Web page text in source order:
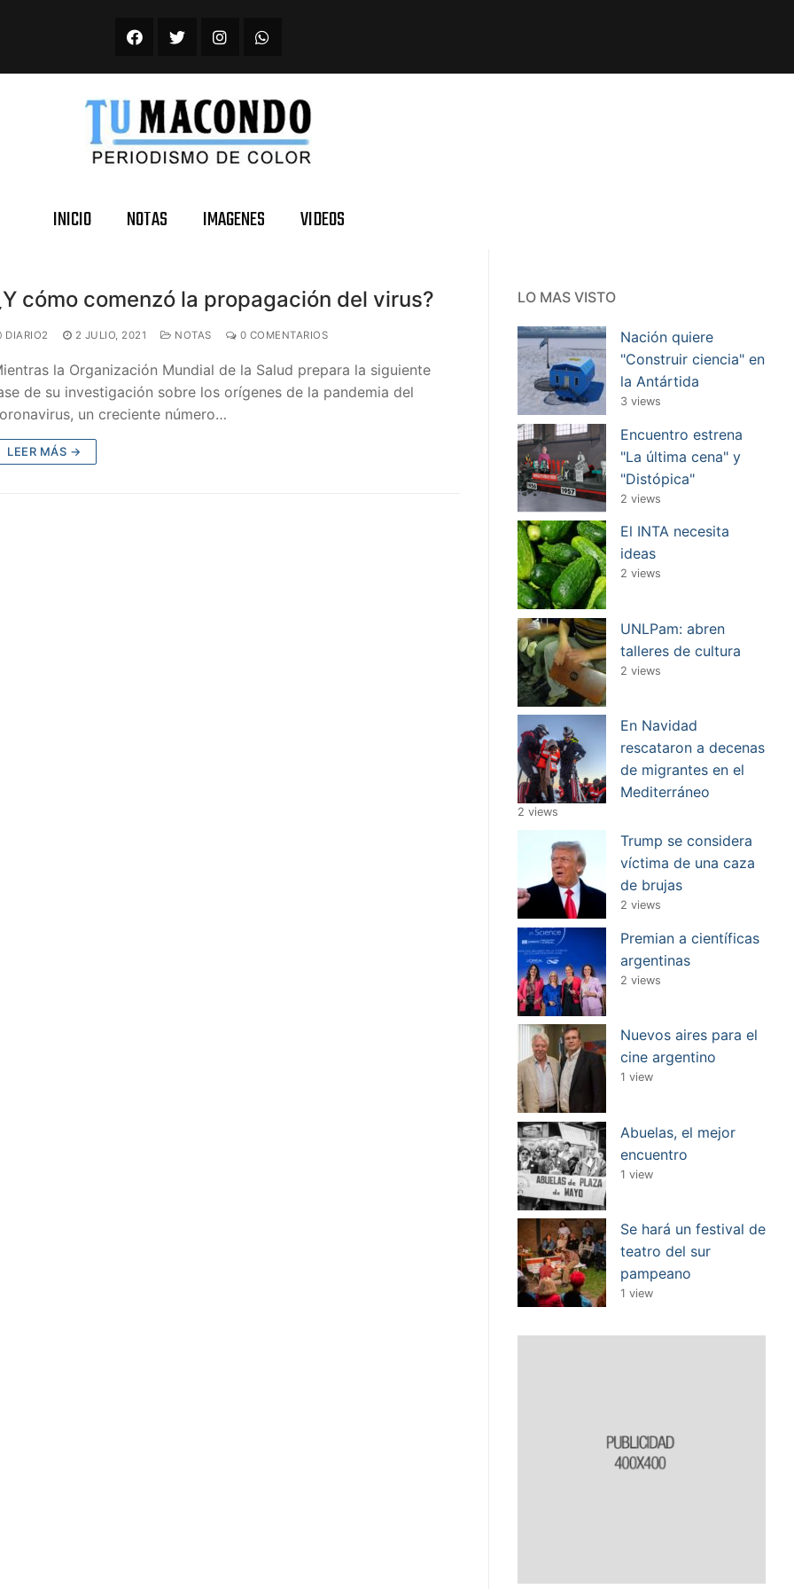
INICIO NOTAS IMAGENES VIDEOS
cómo comenzó la propagación del virus?
DIARIO2 2 JULIO, 2021 NOTAS 0 COMENTARIOS
la Organización Mundial de la Salud prepara la siguiente
de su investigación sobre los orígenes de la pandemia del
un creciente número…
LEER MÁS →
LO MAS VISTO
Nación quiere
"Construir ciencia" en
la Antártida
3 views
Encuentro estrena
"La última cena" y
"Distópica"
2 views
El INTA necesita
ideas
2 views
UNLPam: abren
talleres de cultura
2 views
En Navidad
rescataron a decenas
de migrantes en el
Mediterráneo
2 views
Trump se considera
víctima de una caza
de brujas
2 views
Premian a científicas
argentinas
2 views
Nuevos aires para el
cine argentino
1 view
Abuelas, el mejor
encuentro
1 view
Se hará un festival de
teatro del sur
pampeano
1 view